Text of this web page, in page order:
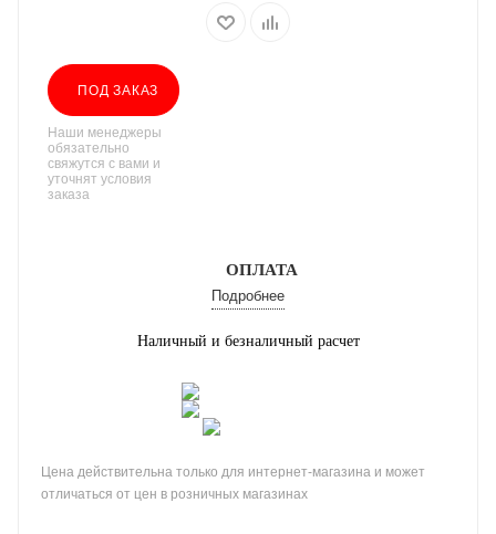
ПОД ЗАКАЗ
Наши менеджеры
обязательно
свяжутся с вами и
уточнят условия
заказа
ОПЛАТА
Подробнее
Наличный и безналичный расчет
Цена действительна только для интернет-магазина и может
отличаться от цен в розничных магазинах